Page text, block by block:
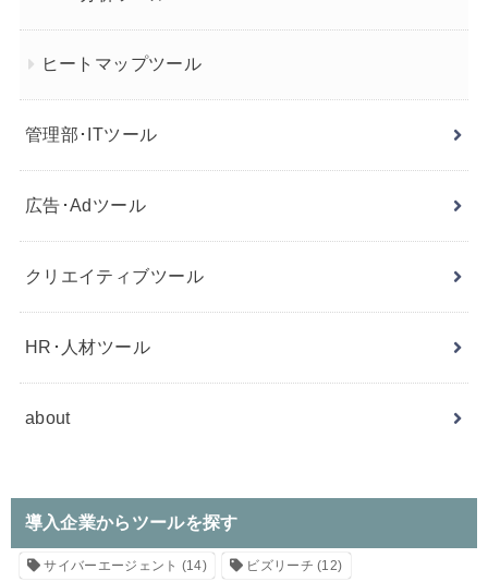
ヒートマップツール
管理部･ITツール
広告･Adツール
クリエイティブツール
HR･人材ツール
about
導入企業からツールを探す
サイバーエージェント (14) ビズリーチ (12)